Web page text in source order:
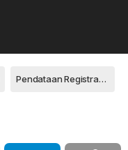
Pendataan Registrasi Sosial Ekonomi